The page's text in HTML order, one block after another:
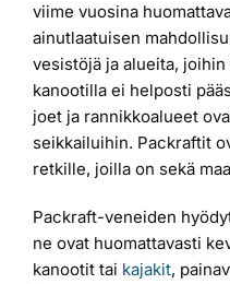
viime vuosina
ainutlaatuisen
vesistöjä ja alueita,
kanootilla ei helposti
joet ja rannikkoalueet
seikkailuihin. Packraftit
retkille, joilla on sekä
Packraft-veneiden
ne ovat huomattavasti
kanootit tai kajakit,